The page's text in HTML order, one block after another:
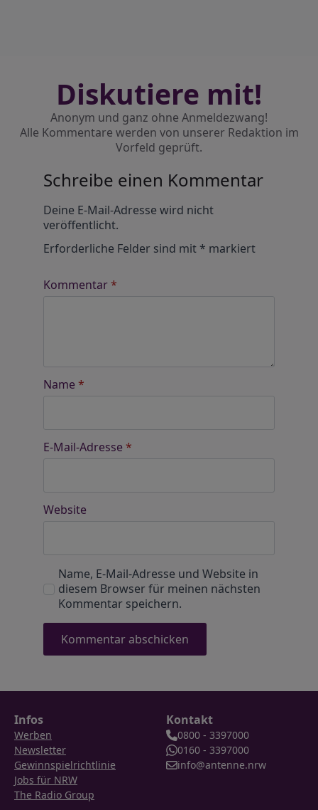
Diskutiere mit!
Anonym und ganz ohne Anmeldezwang!
Alle Kommentare werden von unserer Redaktion im
Vorfeld geprüft.
Schreibe einen Kommentar
Deine E-Mail-Adresse wird nicht
veröffentlicht.
Erforderliche Felder sind mit* markiert
Kommentar*
Name *
E-Mail-Adresse *
Website
Name, E-Mail-Adresse und Website in
diesem Browser für meinen nächsten
Kommentar speichern.
Infos
Werben
Newsletter
Gewinnspielrichtlinie
Jobs für NRW
The Radio Group
Kontakt
0800 - 3397000
0160 - 3397000
info@antenne.nrw